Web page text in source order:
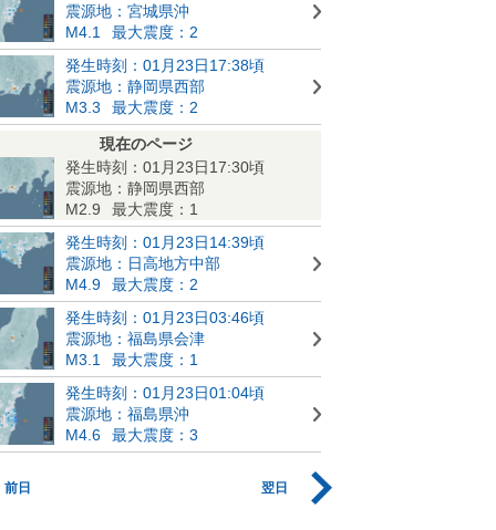
震源地：宮城県沖
M4.1
最大震度：2
発生時刻：01月23日17:38頃
震源地：静岡県西部
M3.3
最大震度：2
現在のページ
発生時刻：01月23日17:30頃
震源地：静岡県西部
M2.9
最大震度：1
発生時刻：01月23日14:39頃
震源地：日高地方中部
M4.9
最大震度：2
発生時刻：01月23日03:46頃
震源地：福島県会津
M3.1
最大震度：1
発生時刻：01月23日01:04頃
震源地：福島県沖
M4.6
最大震度：3
前日 翌日